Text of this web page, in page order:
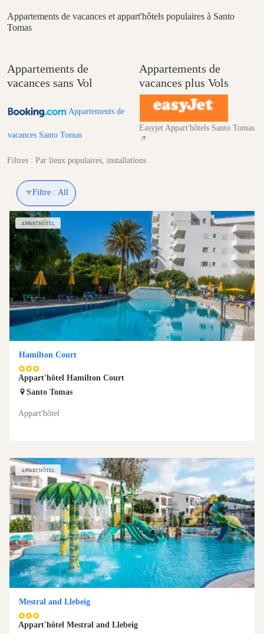
Appartements de vacances et appart'hôtels populaires à Santo
Tomas
Appartements de
vacances sans Vol
Appartements de
vacances Santo Tomas
Appartements de
vacances plus Vols
Easyjet Appart'hôtels Santo Tomas
Filtres : Par lieux populaires, installations
Filtre : All
APPART'HÔTEL
Hamilton Court
albumalbumalbum
Appart'hôtel Hamilton Court
Santo Tomas
Appart'hôtel
APPART'HÔTEL
Mestral and Llebeig
albumalbumalbum
Appart'hôtel Mestral and Llebeig